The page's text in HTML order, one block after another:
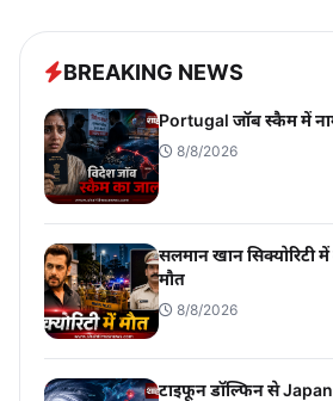
BREAKING NEWS
Portugal जॉब स्कैम में
8/8/2026
सलमान खान सिक्योरिटी
मौत
8/8/2026
टाइफून डॉल्फिन से